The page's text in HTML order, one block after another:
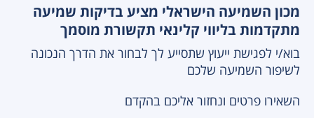
השמיעה הישראלי מציע בדיקות שמיעה
בליווי קלינאי תקשורת מוסמך
י לפגישת ייעוץ שתסייע לך לבחור את הדרך הנכונה
השמיעה שלכם
פרטים ונחזור אליכם בהקדם